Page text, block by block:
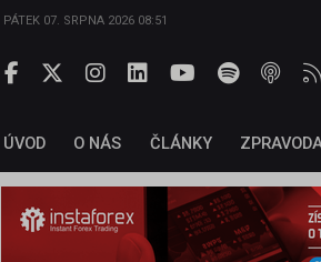
PÁTEK 07. SRPNA 2026 08:51
ÚVOD O NÁS ČLÁNKY